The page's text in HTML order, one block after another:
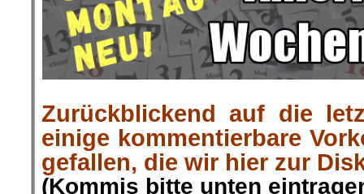
Zurückblickend auf die
einige kommentierbare
gefallen, die wir hier zur
(Kommis bitte unten